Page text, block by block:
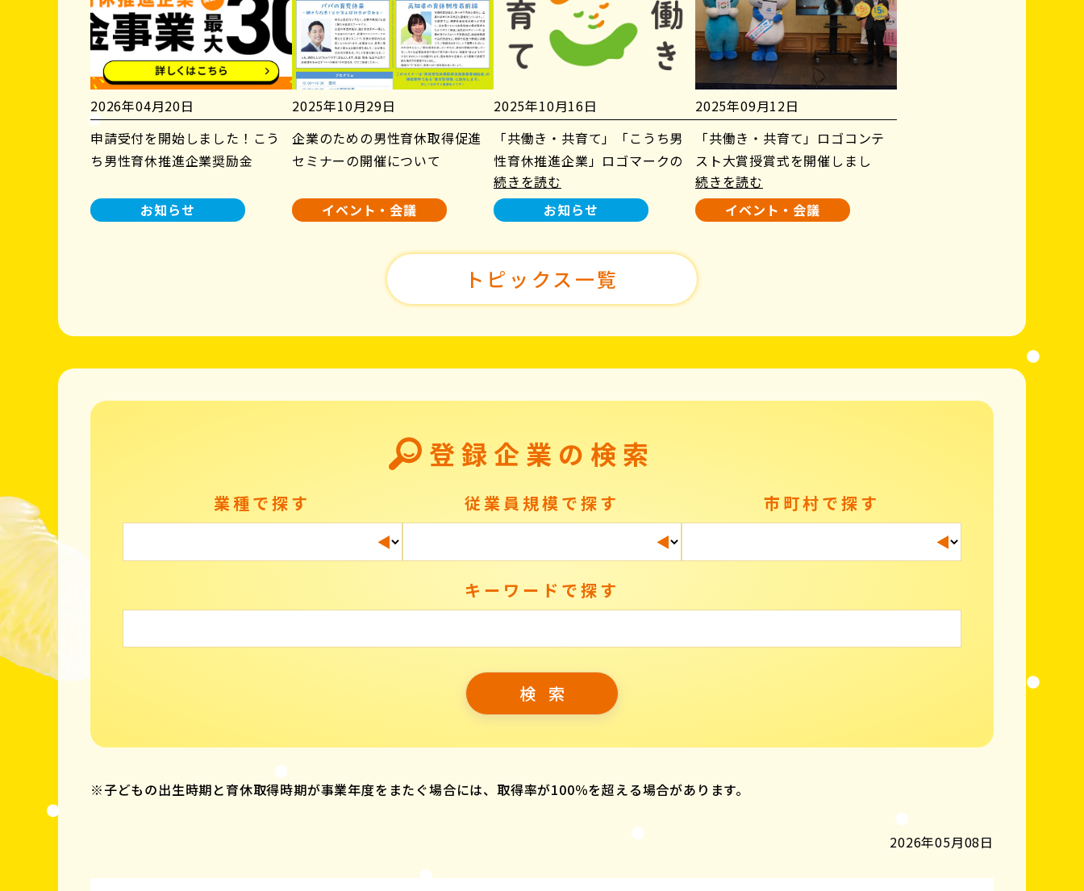
2026年04月20日
申請受付を開始しました！こう
ち男性育休推進企業奨励金
お知らせ
2025年10月29日
企業のための男性育休取得促進
セミナーの開催について
イベント・会議
2025年10月16日
「共働き・共育て」「こうち男
性育休推進企業」ロゴマークの
使用について
続きを読む
お知らせ
2025年09月12日
「共働き・共育て」ロゴコンテ
スト大賞授賞式を開催しまし
た！
続きを読む
イベント・会議
トピックス一覧
登録企業の検索
業種で探す 従業員規模で探す 市町村で探す
キーワードで探す
※子どもの出生時期と育休取得時期が事業年度をまたぐ場合には、取得率が100％を超える場合があります。
2026年05月08日